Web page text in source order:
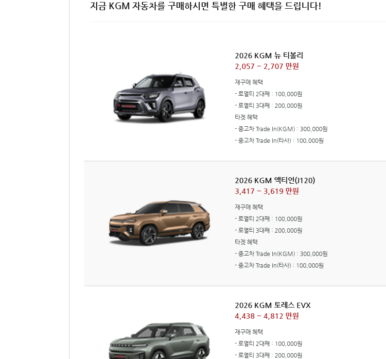
지금 KGM 자동차를 구매하시면 특별한 구매 혜택을 드립니다!
2026 KGM 뉴 티볼리
2,057 ~ 2,707 만원
재구매 혜택
- 로열티 2대째 : 100,000원
- 로열티 3대째 : 200,000원
타겟 혜택
- 중고차 Trade In(KGM) : 300,000원
- 중고차 Trade In(타사) : 100,000원
2026 KGM 액티언(J120)
3,417 ~ 3,619 만원
재구매 혜택
- 로열티 2대째 : 100,000원
- 로열티 3대째 : 200,000원
타겟 혜택
- 중고차 Trade In(KGM) : 300,000원
- 중고차 Trade In(타사) : 100,000원
2026 KGM 토레스 EVX
4,438 ~ 4,812 만원
재구매 혜택
- 로열티 2대째 : 100,000원
- 로열티 3대째 : 200,000원